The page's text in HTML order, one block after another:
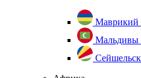
Маврикий
Мальдивы